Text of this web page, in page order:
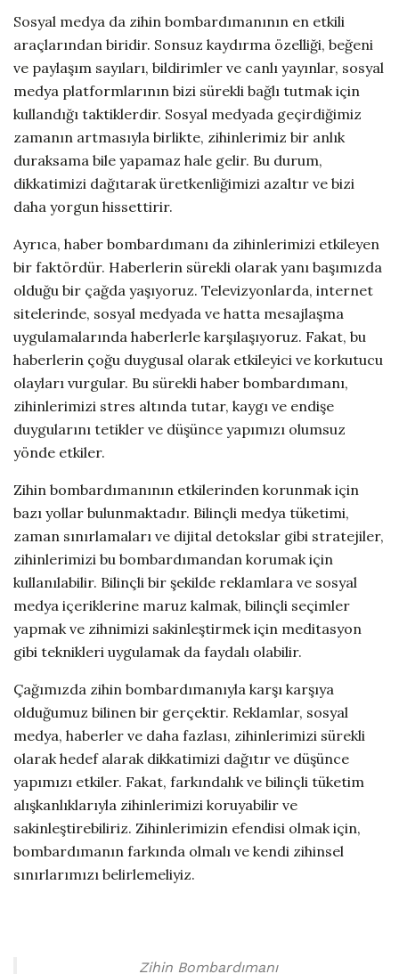
Sosyal medya da zihin bombardımanının en etkili
araçlarından biridir. Sonsuz kaydırma özelliği, beğeni
ve paylaşım sayıları, bildirimler ve canlı yayınlar, sosyal
medya platformlarının bizi sürekli bağlı tutmak için
kullandığı taktiklerdir. Sosyal medyada geçirdiğimiz
zamanın artmasıyla birlikte, zihinlerimiz bir anlık
duraksama bile yapamaz hale gelir. Bu durum,
dikkatimizi dağıtarak üretkenliğimizi azaltır ve bizi
daha yorgun hissettirir.
Ayrıca, haber bombardımanı da zihinlerimizi etkileyen
bir faktördür. Haberlerin sürekli olarak yanı başımızda
olduğu bir çağda yaşıyoruz. Televizyonlarda, internet
sitelerinde, sosyal medyada ve hatta mesajlaşma
uygulamalarında haberlerle karşılaşıyoruz. Fakat, bu
haberlerin çoğu duygusal olarak etkileyici ve korkutucu
olayları vurgular. Bu sürekli haber bombardımanı,
zihinlerimizi stres altında tutar, kaygı ve endişe
duygularını tetikler ve düşünce yapımızı olumsuz
yönde etkiler.
Zihin bombardımanının etkilerinden korunmak için
bazı yollar bulunmaktadır. Bilinçli medya tüketimi,
zaman sınırlamaları ve dijital detokslar gibi stratejiler,
zihinlerimizi bu bombardımandan korumak için
kullanılabilir. Bilinçli bir şekilde reklamlara ve sosyal
medya içeriklerine maruz kalmak, bilinçli seçimler
yapmak ve zihnimizi sakinleştirmek için meditasyon
gibi teknikleri uygulamak da faydalı olabilir.
Çağımızda zihin bombardımanıyla karşı karşıya
olduğumuz bilinen bir gerçektir. Reklamlar, sosyal
medya, haberler ve daha fazlası, zihinlerimizi sürekli
olarak hedef alarak dikkatimizi dağıtır ve düşünce
yapımızı etkiler. Fakat, farkındalık ve bilinçli tüketim
alışkanlıklarıyla zihinlerimizi koruyabilir ve
sakinleştirebiliriz. Zihinlerimizin efendisi olmak için,
bombardımanın farkında olmalı ve kendi zihinsel
sınırlarımızı belirlemeliyiz.
Zihin Bombardımanı